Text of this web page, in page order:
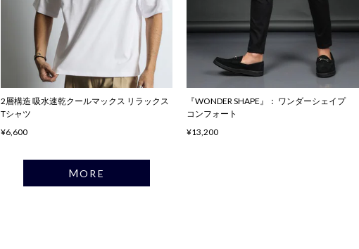
2層構造 吸水速乾クールマックス リラックス
Tシャツ
¥6,600
『WONDER SHAPE』： ワンダーシェイプ
コンフォート
¥13,200
MORE